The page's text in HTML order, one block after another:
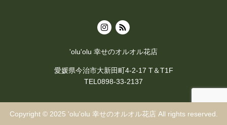
'olu'olu 幸せのオルオル花店
愛媛県今治市大新田町4-2-17 T＆T1F
TEL0898-33-2137
Copyright © 2025 'olu'olu 幸せのオルオル花店 All rights reserved.